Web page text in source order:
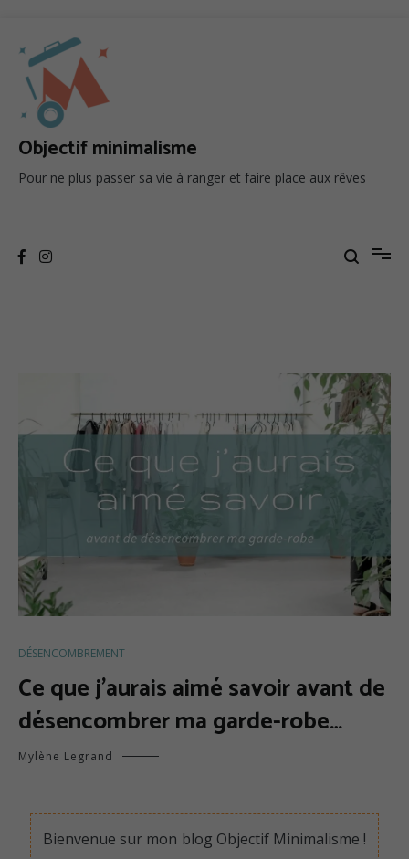
Objectif minimalisme
Pour ne plus passer sa vie à ranger et faire place aux rêves
DÉSENCOMBREMENT
Ce que j’aurais aimé savoir avant de
désencombrer ma garde-robe…
Mylène Legrand
Bienvenue sur mon blog Objectif Minimalisme !